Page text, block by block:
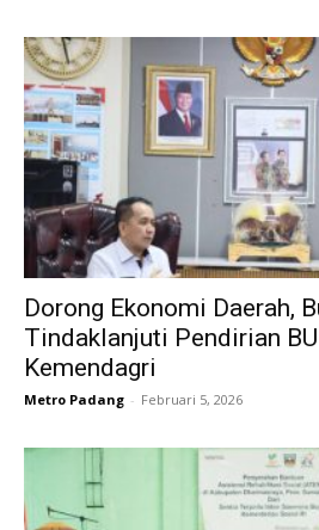
Dorong Ekonomi Daerah,
Tindaklanjuti Pendirian
Kemendagri
Metro Padang - Februari 5, 2026